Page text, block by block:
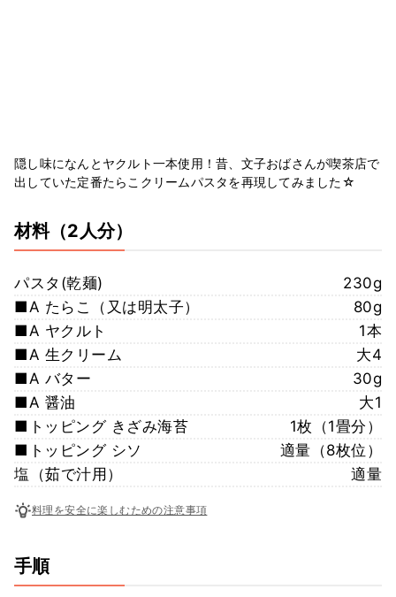
隠し味になんとヤクルト一本使用！昔、文子おばさんが喫茶店で
出していた定番たらこクリームパスタを再現してみました☆
材料（2人分）
パスタ(乾麺)
230g
■A たらこ（又は明太子）
80g
■A ヤクルト
1本
■A 生クリーム
大4
■A バター
30g
■A 醤油
大1
■トッピング きざみ海苔
1枚（1畳分）
■トッピング シソ
適量（8枚位）
塩（茹で汁用）
適量
料理を安全に楽しむための注意事項
手順